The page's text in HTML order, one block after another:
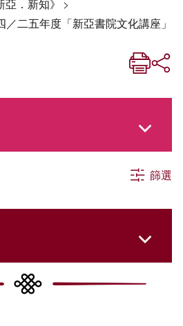
亞．新知》 >
二五年度「新亞書院文化講座」
篩選